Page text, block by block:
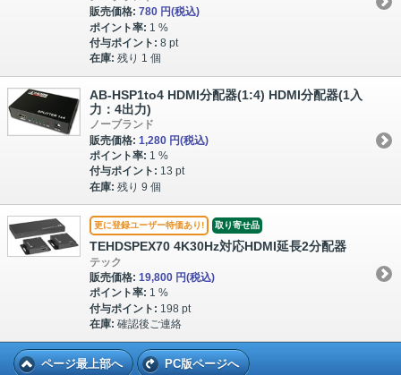
販売価格: 780 円(税込)
ポイント率: 1 %
付与ポイント: 8 pt
在庫: 残り 1 個
AB-HSP1to4 HDMI分配器(1:4) HDMI分配器(1入
力：4出力)
ノーブランド
販売価格: 1,280 円(税込)
ポイント率: 1 %
付与ポイント: 13 pt
在庫: 残り 9 個
更に登録ユーザー特価あり! 取り寄せ品
TEHDSPEX70 4K30Hz対応HDMI延長2分配器
テック
販売価格: 19,800 円(税込)
ポイント率: 1 %
付与ポイント: 198 pt
在庫: 確認後ご連絡
ページ最上部へ PC版ページへ